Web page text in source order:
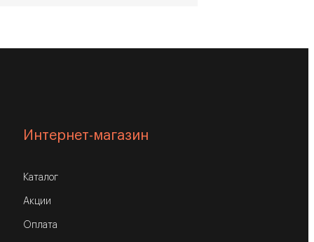
Интернет-магазин
Каталог
Акции
Оплата